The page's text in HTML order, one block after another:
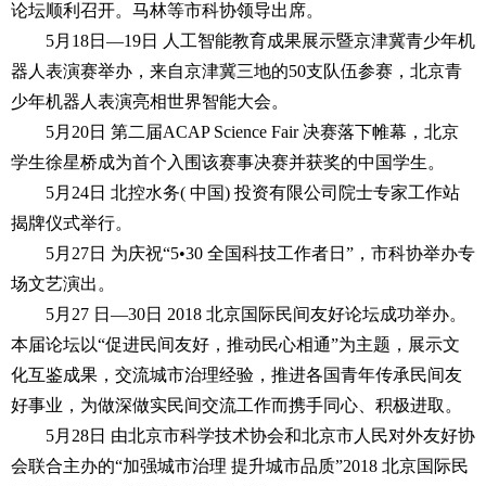
论坛顺利召开。马林等市科协领导出席。
5月18日—19日 人工智能教育成果展示暨京津冀青少年机
器人表演赛举办，来自京津冀三地的50支队伍参赛，北京青
少年机器人表演亮相世界智能大会。
5月20日 第二届ACAP Science Fair 决赛落下帷幕，北京
学生徐星桥成为首个入围该赛事决赛并获奖的中国学生。
5月24日 北控水务( 中国) 投资有限公司院士专家工作站
揭牌仪式举行。
5月27日 为庆祝“5•30 全国科技工作者日”，市科协举办专
场文艺演出。
5月27 日—30日 2018 北京国际民间友好论坛成功举办。
本届论坛以“促进民间友好，推动民心相通”为主题，展示文
化互鉴成果，交流城市治理经验，推进各国青年传承民间友
好事业，为做深做实民间交流工作而携手同心、积极进取。
5月28日 由北京市科学技术协会和北京市人民对外友好协
会联合主办的“加强城市治理 提升城市品质”2018 北京国际民